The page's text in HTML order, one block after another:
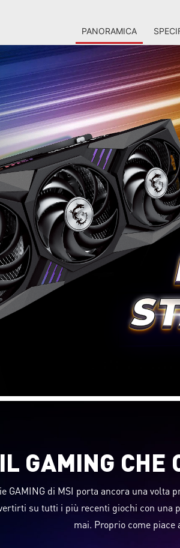
PANORAMICA
GAMING CHE
di MSI porta ancora una volta
su tutti i più recenti giochi con una
mai. Proprio come piace